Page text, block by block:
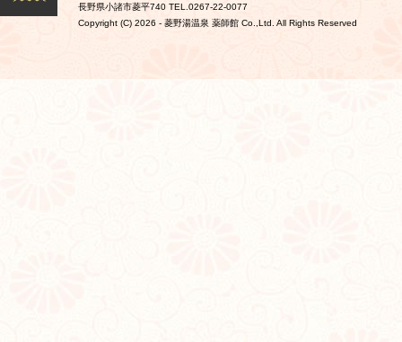
長野県小諸市菱平740 TEL.0267-22-0077
Copyright (C) 2026 - 菱野湯温泉 薬師館 Co.,Ltd. All Rights Reserved